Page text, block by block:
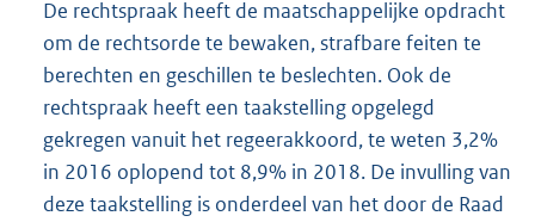
De rechtspraak heeft de maatschappelijke opdracht
om de rechtsorde te bewaken, strafbare feiten te
berechten en geschillen te beslechten. Ook de
rechtspraak heeft een taakstelling opgelegd
gekregen vanuit het regeerakkoord, te weten 3,2%
in 2016 oplopend tot 8,9% in 2018. De invulling van
deze taakstelling is onderdeel van het door de Raad